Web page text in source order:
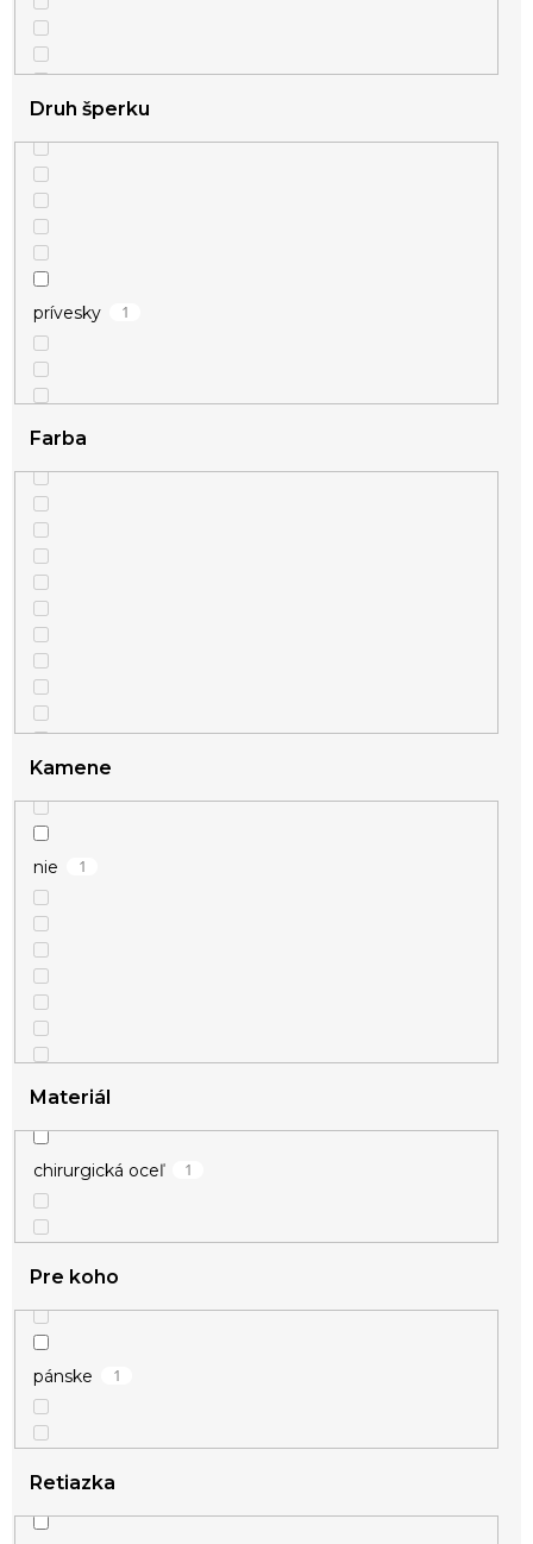
Druh šperku
prívesky 1
Farba
strieborná
Kamene
nie 1
Materiál
chirurgická oceľ 1
Pre koho
pánske 1
Retiazka